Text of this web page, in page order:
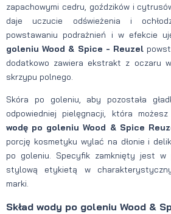
zapachowymi cedru, goździków i
daje uczucie odświeżenia i
powstawaniu podrażnień i w efekcie
goleniu Wood & Spice - Reuzel
dodatkowo zawiera ekstrakt z oczaru
skrzypu polnego.
Skóra po goleniu, aby pozostała
odpowiedniej pielęgnacji, która
wodę po goleniu Wood & Spice
porcję kosmetyku wylać na dłonie i
po goleniu. Specyfik zamknięty jest
stylową etykietą w
marki.
Skład wody po goleniu Wood &